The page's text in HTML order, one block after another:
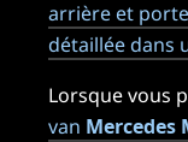
arrière et
détaillée dans
Lorsque vous
van Mercedes